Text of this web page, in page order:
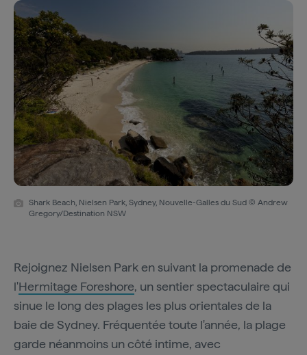
Shark Beach, Nielsen Park, Sydney, Nouvelle-Galles du Sud © Andrew
Gregory/Destination NSW
Rejoignez Nielsen Park en suivant la promenade de
l'Hermitage Foreshore, un sentier spectaculaire qui
sinue le long des plages les plus orientales de la
baie de Sydney. Fréquentée toute l'année, la plage
garde néanmoins un côté intime, avec